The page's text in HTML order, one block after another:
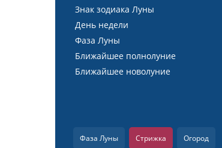
Знак зодиака Луны
День недели
Фаза Луны
Ближайшее полнолуние
Ближайшее новолуние
Фаза Луны Стрижка Огород